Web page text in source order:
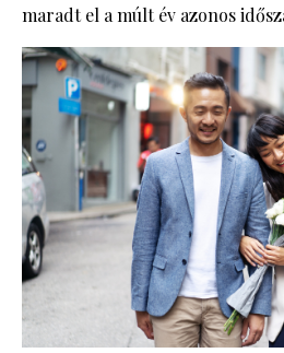
maradt el a múlt év azonos